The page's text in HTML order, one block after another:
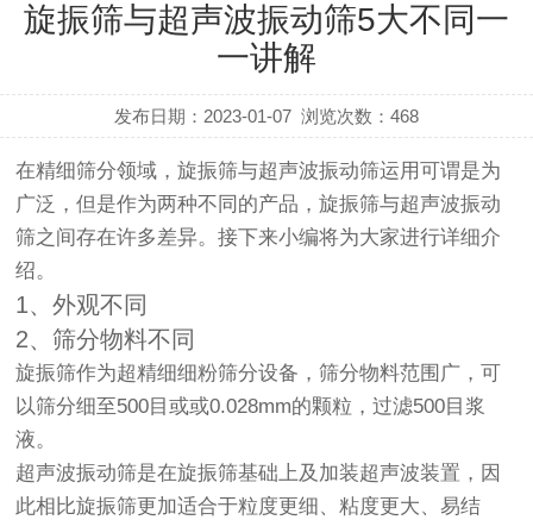
旋振筛与超声波振动筛5大不同一
一讲解
发布日期：2023-01-07 浏览次数：468
在精细筛分领域，旋振筛与超声波振动筛运用可谓是为
广泛，但是作为两种不同的产品，旋振筛与超声波振动
筛之间存在许多差异。接下来小编将为大家进行详细介
绍。
1、外观不同
2、筛分物料不同
旋振筛作为超精细细粉筛分设备，筛分物料范围广，可
以筛分细至500目或或0.028mm的颗粒，过滤500目浆
液。
超声波振动筛是在旋振筛基础上及加装超声波装置，因
此相比旋振筛更加适合于粒度更细、粘度更大、易结